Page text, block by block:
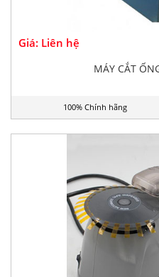
Giá: Liên hệ
MÁY CẮT
100% Chính hãng